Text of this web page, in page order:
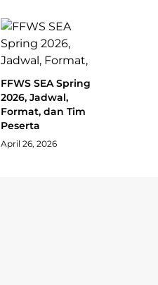
FFWS SEA Spring
2026, Jadwal,
Format, dan Tim
Peserta
April 26, 2026